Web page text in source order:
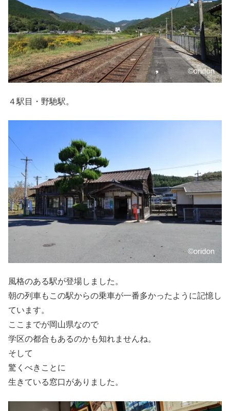
４駅目・野馳駅。
風格のある駅が登場しました。
朝の列車もこの駅からの乗車が一番多かったように記憶し
ています。
ここまでが岡山県なので
学区の都合もあるのかも知れませんね。
そして
驚くべきことに
生きている窓口がありました。